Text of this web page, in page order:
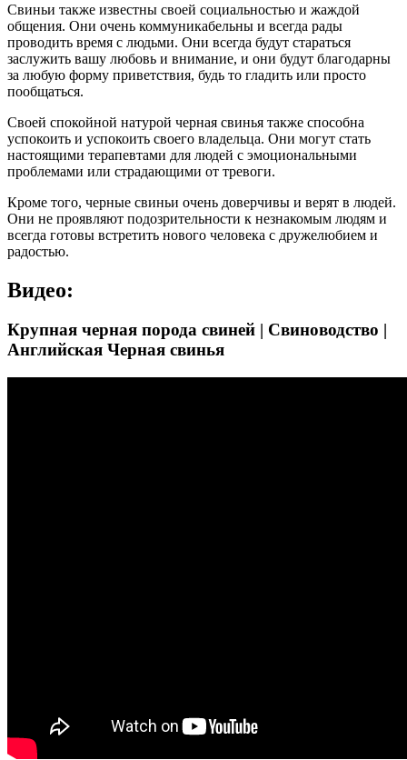
Свиньи также известны своей социальностью и жаждой
общения. Они очень коммуникабельны и всегда рады
проводить время с людьми. Они всегда будут стараться
заслужить вашу любовь и внимание, и они будут благодарны
за любую форму приветствия, будь то гладить или просто
пообщаться.
Своей спокойной натурой черная свинья также способна
успокоить и успокоить своего владельца. Они могут стать
настоящими терапевтами для людей с эмоциональными
проблемами или страдающими от тревоги.
Кроме того, черные свиньи очень доверчивы и верят в людей.
Они не проявляют подозрительности к незнакомым людям и
всегда готовы встретить нового человека с дружелюбием и
радостью.
Видео:
Крупная черная порода свиней | Свиноводство |
Английская Черная свинья